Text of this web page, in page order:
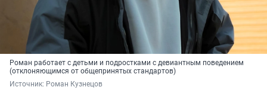
Роман работает с детьми и подростками с девиантным поведением
(отклоняющимся от общепринятых стандартов)
Источник: Роман Кузнецов